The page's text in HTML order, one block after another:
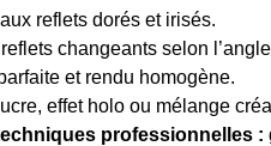
reflets dorés et irisés.
reflets changeants selon
et rendu homogène.
effet holo ou mélange
professionnelles :